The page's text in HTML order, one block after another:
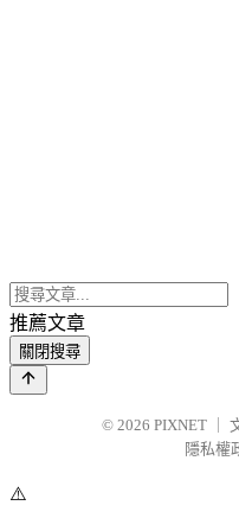
推薦文章
關閉搜尋
© 2026 PIXNET
隱私權
⚠️